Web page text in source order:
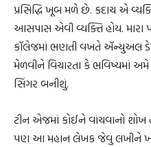
પ્રસિદ્ધિ ખૂબ મળે છે. કદાચ એ
આસપાસ એવી વ્યક્તિ હોય.
કૉલેજમાં ભણતી વખતે ઍન્યુઅલ
મેળવીને વિચારતા કે ભવિષ્યમાં
સિંગર બનીશું.
ટીન એજમાં કોઈને વાંચવાનો
પણ આ મહાન લેખક જેવું લખીને